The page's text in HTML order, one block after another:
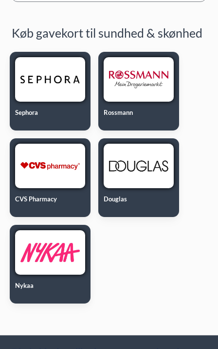
Køb gavekort til sundhed & skønhed
Sephora Rossmann
CVS Pharmacy Douglas
Nykaa